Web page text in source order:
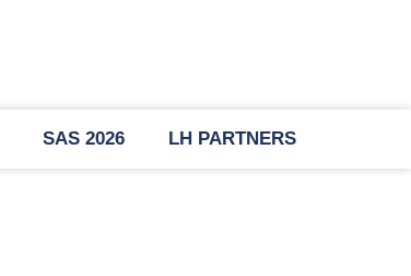
SAS 2026 LH PARTNERS